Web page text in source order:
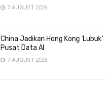
7 AUGUST 2026
China Jadikan Hong Kong ‘Lubuk’
Pusat Data AI
7 AUGUST 2026